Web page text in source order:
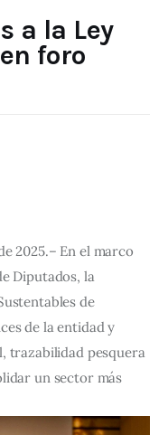
a la Ley
foro
2025.– En el marco
Diputados, la
de
de la entidad y
trazabilidad pesquera
un sector más